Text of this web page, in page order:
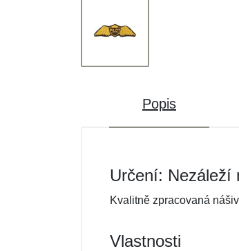
Popis
Určení: Nezáleží
Kvalitně zpracovaná
Vlastnosti